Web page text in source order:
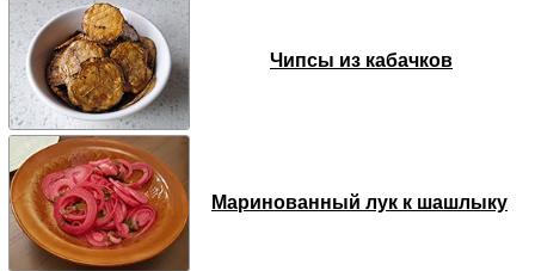
Чипсы из кабачков
Маринованный лук к шашлыку